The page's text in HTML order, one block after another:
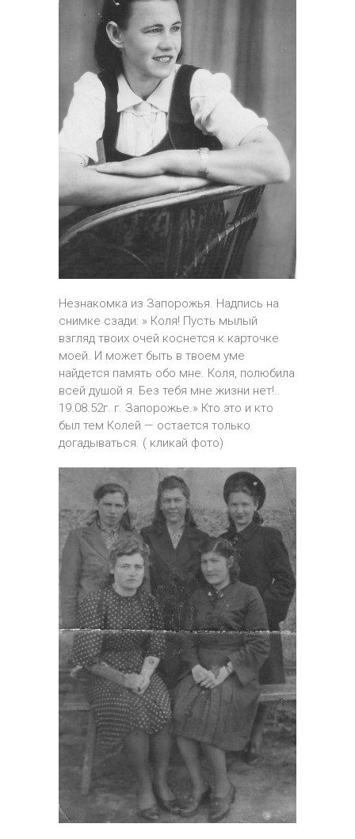
Незнакомка из Запорожья. Надпись на
снимке сзади: » Коля! Пусть мылый
взгляд твоих очей коснется к карточке
моей. И может быть в твоем уме
найдется память обо мне. Коля, полюбила
всей душой я. Без тебя мне жизни нет!..
19.08.52г. г. Запорожье.» Кто это и кто
был тем Колей — остается только
догадываться. ( кликай фото)